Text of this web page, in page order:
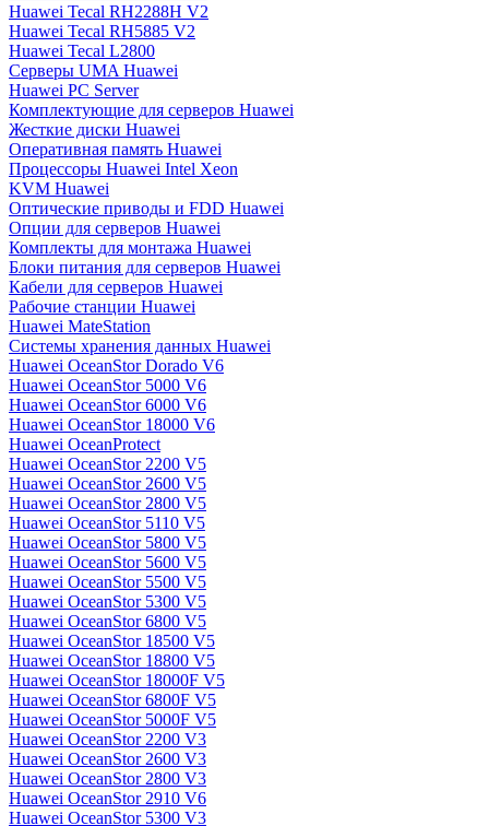
Huawei Tecal RH2288H V2
Huawei Tecal RH5885 V2
Huawei Tecal L2800
Серверы UMA Huawei
Huawei PC Server
Комплектующие для серверов Huawei
Жесткие диски Huawei
Оперативная память Huawei
Процессоры Huawei Intel Xeon
KVM Huawei
Оптические приводы и FDD Huawei
Опции для серверов Huawei
Комплекты для монтажа Huawei
Блоки питания для серверов Huawei
Кабели для серверов Huawei
Рабочие станции Huawei
Huawei MateStation
Системы хранения данных Huawei
Huawei OceanStor Dorado V6
Huawei OceanStor 5000 V6
Huawei OceanStor 6000 V6
Huawei OceanStor 18000 V6
Huawei OceanProtect
Huawei OceanStor 2200 V5
Huawei OceanStor 2600 V5
Huawei OceanStor 2800 V5
Huawei OceanStor 5110 V5
Huawei OceanStor 5800 V5
Huawei OceanStor 5600 V5
Huawei OceanStor 5500 V5
Huawei OceanStor 5300 V5
Huawei OceanStor 6800 V5
Huawei OceanStor 18500 V5
Huawei OceanStor 18800 V5
Huawei OceanStor 18000F V5
Huawei OceanStor 6800F V5
Huawei OceanStor 5000F V5
Huawei OceanStor 2200 V3
Huawei OceanStor 2600 V3
Huawei OceanStor 2800 V3
Huawei OceanStor 2910 V6
Huawei OceanStor 5300 V3